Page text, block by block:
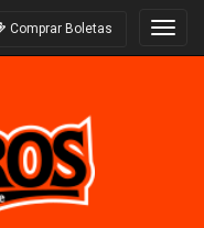
Comprar Boletas